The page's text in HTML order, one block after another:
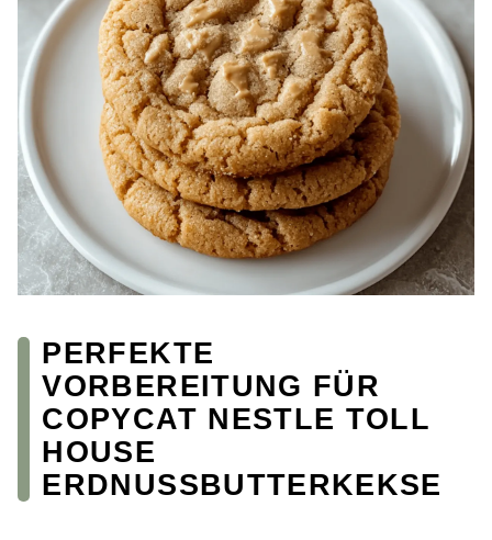
PERFEKTE
VORBEREITUNG FÜR
COPYCAT NESTLE TOLL
HOUSE
ERDNUSSBUTTERKEKSE